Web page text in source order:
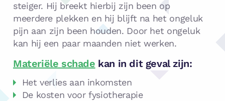
steiger. Hij breekt hierbij zijn been op
meerdere plekken en hij blijft na het ongeluk
pijn aan zijn been houden. Door het ongeluk
kan hij een paar maanden niet werken.
Materiële schade kan in dit geval zijn:
Het verlies aan inkomsten
De kosten voor fysiotherapie